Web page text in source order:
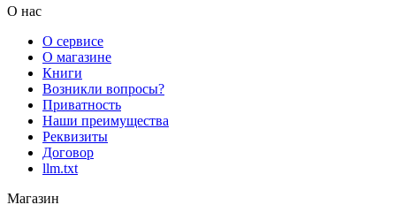
О нас
О сервисе
О магазине
Книги
Возникли вопросы?
Приватность
Наши преимущества
Реквизиты
Договор
llm.txt
Магазин